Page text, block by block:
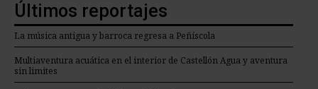
Últimos reportajes
La música antigua y barroca regresa a Peñíscola
Multiaventura acuática en el interior de Castellón Agua y aventura
sin limites